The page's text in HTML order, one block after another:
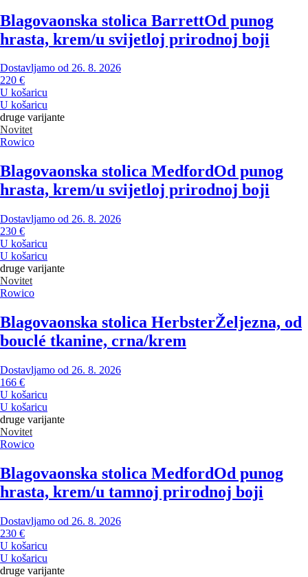
Blagovaonska stolica BarrettOd punog
hrasta, krem/u svijetloj prirodnoj boji
Dostavljamo od 26. 8. 2026
220 €
U košaricu
U košaricu
druge varijante
Novitet
Rowico
Blagovaonska stolica MedfordOd punog
hrasta, krem/u svijetloj prirodnoj boji
Dostavljamo od 26. 8. 2026
230 €
U košaricu
U košaricu
druge varijante
Novitet
Rowico
Blagovaonska stolica HerbsterŽeljezna, od
bouclé tkanine, crna/krem
Dostavljamo od 26. 8. 2026
166 €
U košaricu
U košaricu
druge varijante
Novitet
Rowico
Blagovaonska stolica MedfordOd punog
hrasta, krem/u tamnoj prirodnoj boji
Dostavljamo od 26. 8. 2026
230 €
U košaricu
U košaricu
druge varijante